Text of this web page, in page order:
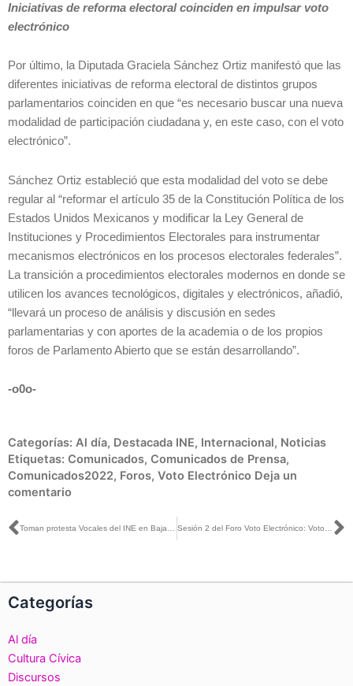
Iniciativas de reforma electoral coinciden en impulsar voto
electrónico
Por último, la Diputada Graciela Sánchez Ortiz manifestó que las
diferentes iniciativas de reforma electoral de distintos grupos
parlamentarios coinciden en que “es necesario buscar una nueva
modalidad de participación ciudadana y, en este caso, con el voto
electrónico”.
Sánchez Ortiz estableció que esta modalidad del voto se debe
regular al “reformar el artículo 35 de la Constitución Política de los
Estados Unidos Mexicanos y modificar la Ley General de
Instituciones y Procedimientos Electorales para instrumentar
mecanismos electrónicos en los procesos electorales federales”.
La transición a procedimientos electorales modernos en donde se
utilicen los avances tecnológicos, digitales y electrónicos, añadió,
“llevará un proceso de análisis y discusión en sedes
parlamentarias y con aportes de la academia o de los propios
foros de Parlamento Abierto que se están desarrollando”.
-o0o-
Categorías: Al día, Destacada INE, Internacional, Noticias
Etiquetas: Comunicados, Comunicados de Prensa,
Comunicados2022, Foros, Voto Electrónico Deja un
comentario
Ant
Categorías
Al día
Cultura Cívica
Discursos